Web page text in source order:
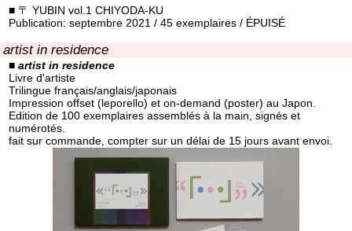
■ 〒 YUBIN vol.1 CHIYODA-KU
Publication: septembre 2021 / 45 exemplaires / ÉPUISÉ
artist in residence
■artist in residence
Livre d'artiste
Trilingue français/anglais/japonais
Impression offset (leporello) et on-demand (poster) au Japon.
Edition de 100 exemplaires assemblés à la main, signés et
numérotés.
fait sur commande, compter sur un délai de 15 jours avant envoi.